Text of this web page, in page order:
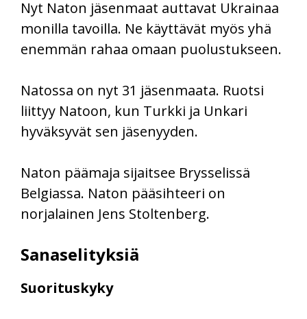
Nyt Naton jäsenmaat auttavat Ukrainaa
monilla tavoilla. Ne käyttävät myös yhä
enemmän rahaa omaan puolustukseen.
Natossa on nyt 31 jäsenmaata. Ruotsi
liittyy Natoon, kun Turkki ja Unkari
hyväksyvät sen jäsenyyden.
Naton päämaja sijaitsee Brysselissä
Belgiassa. Naton pääsihteeri on
norjalainen Jens Stoltenberg.
Sanaselityksiä
Suorituskyky